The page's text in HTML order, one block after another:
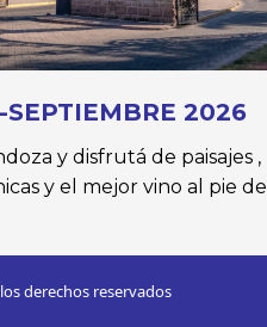
2026
y disfrutá de paisajes ,
y el mejor vino al pie de
derechos reservados